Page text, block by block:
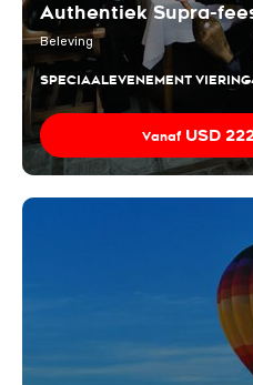
Authentiek Supra-
Beleving
SPECIAALEVENEMENT VIERING
Vanaf USD